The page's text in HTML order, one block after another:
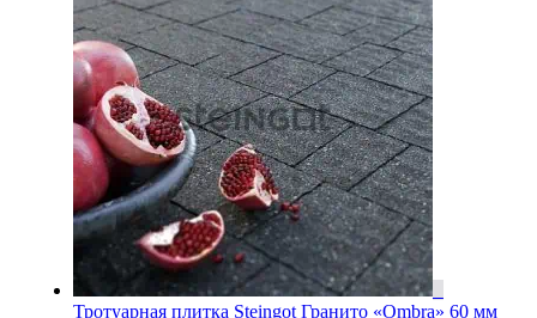
Тротуарная плитка Steingot Гранито «Ombra» 60 мм